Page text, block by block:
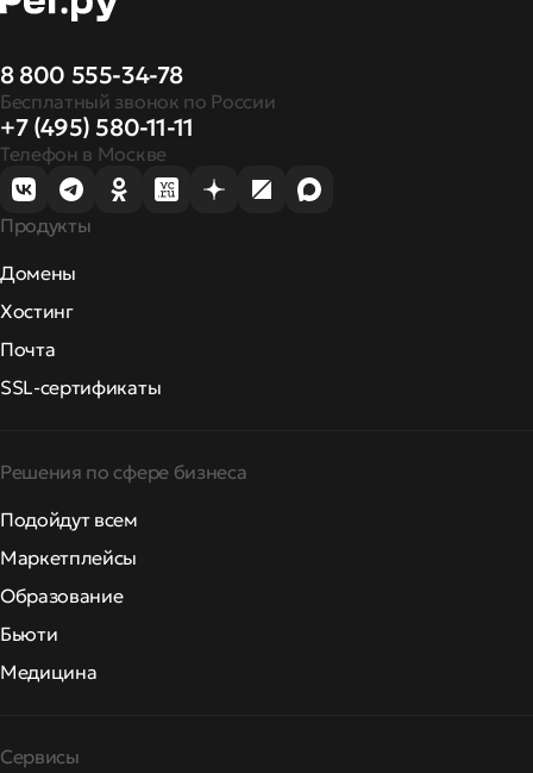
8 800 555-34-78
Бесплатный звонок по России
+7 (495) 580-11-11
Телефон в Москве
Продукты
Домены
Хостинг
Почта
SSL-сертификаты
Решения по сфере бизнеса
Подойдут всем
Маркетплейсы
Образование
Бьюти
Медицина
Сервисы